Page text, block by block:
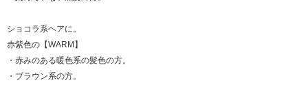
ショコラ系ヘアに。
赤紫色の 【WARM】
・赤みのある暖色系の髪色の方。
・ブラウン系の方。